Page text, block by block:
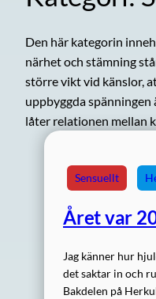
Den här kategorin
närhet och stämning
större vikt vid känslor,
uppbyggda
låter relationen mellan
Sensuellt
Året var
Jag känner hur
det saktar in och
Bakdelen på